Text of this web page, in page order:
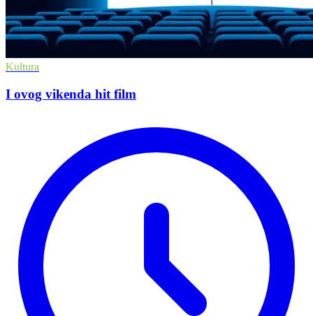
Kultura
I ovog vikenda hit film